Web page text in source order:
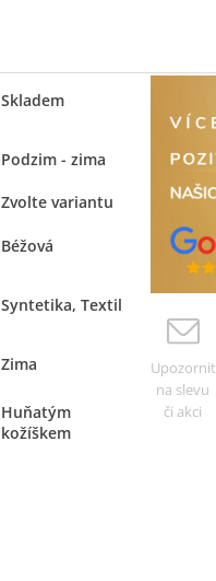
Skladem
Podzim - zima
Zvolte variantu
Béžová
Syntetika, Textil
Zima
Huňatým
kožíškem
Upozornit
na slevu
či akci